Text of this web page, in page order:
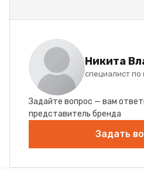
Никита
специалист
Задайте вопрос — вам
представитель бренда
Задать